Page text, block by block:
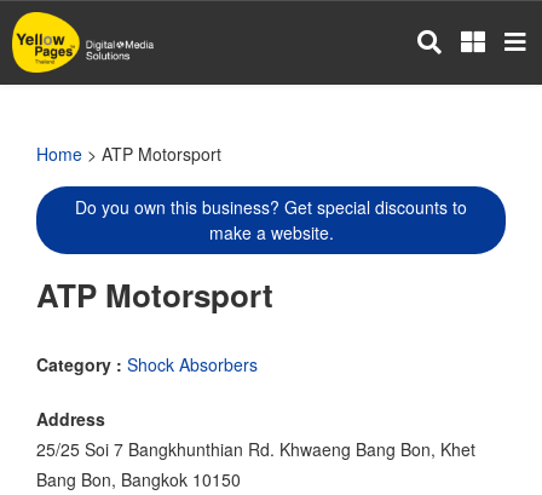
Skip
to
main
Home > ATP Motorsport
Do you own this business? Get special discounts to
make a website.
ATP Motorsport
Category : Shock Absorbers
Address
25/25 Soi 7 Bangkhunthian Rd. Khwaeng Bang Bon, Khet
Bang Bon, Bangkok 10150